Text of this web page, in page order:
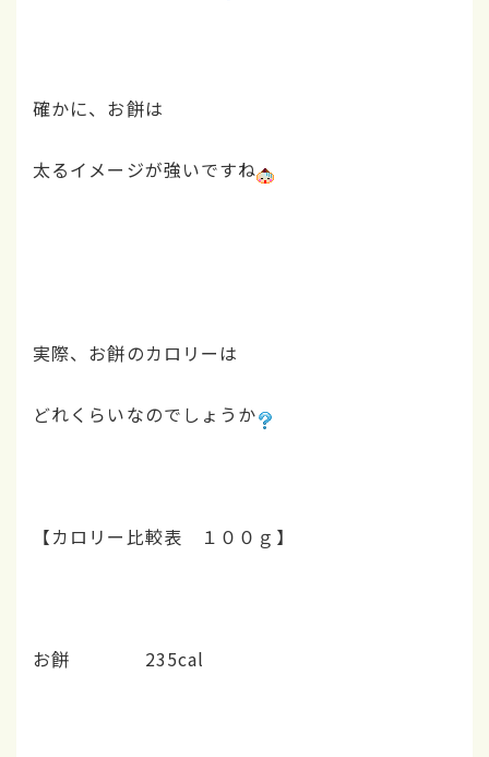
確かに、お餅は
太るイメージが強いですね
実際、お餅のカロリーは
どれくらいなのでしょうか
【カロリー比較表 １００ｇ】
お餅 235cal